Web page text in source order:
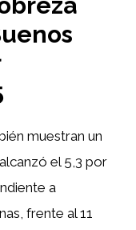
muestran un
el 5,3 por
a
frente al 11